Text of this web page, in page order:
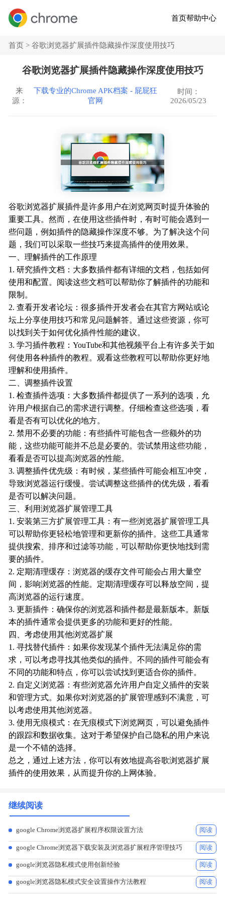
首页帮助中心
首页 >谷歌浏览器扩展插件隐藏操作深度使用技巧
谷歌浏览器扩展插件隐藏操作深度使用技巧
来
源：
下载专业的Chrome APK档案 - 屁屁狂
官网
时间：
2026/05/23
谷歌浏览器扩展插件是许多用户在浏览网页时提升体验的
重要工具。然而，在使用这些插件时，有时可能会遇到一
些问题，例如插件的隐藏操作深度不够。为了解决这个问
题，我们可以采取一些技巧来提高插件的使用效果。
一、理解插件的工作原理
1. 研究插件文档：大多数插件都有详细的文档，包括如何
使用和配置。阅读这些文档可以帮助你了解插件的功能和
限制。
2. 查看开发者论坛：很多插件开发者会在其官方网站或论
坛上分享使用技巧和常见问题解答。通过这些资源，你可
以找到关于如何优化插件性能的建议。
3. 学习插件教程：YouTube和其他视频平台上有许多关于如
何使用各种插件的教程。观看这些教程可以帮助你更好地
理解和使用插件。
二、调整插件设置
1. 检查插件选项：大多数插件都提供了一系列的选项，允
许用户根据自己的需求进行调整。仔细检查这些选项，看
看是否有可以优化的地方。
2. 禁用不必要的功能：有些插件可能包含一些额外的功
能，这些功能可能并不总是必要的。尝试禁用这些功能，
看看是否可以提高浏览器的性能。
3. 调整插件优先级：有时候，某些插件可能会相互冲突，
导致浏览器运行缓慢。尝试调整这些插件的优先级，看看
是否可以解决问题。
三、利用浏览器扩展管理工具
1. 安装第三方扩展管理工具：有一些浏览器扩展管理工具
可以帮助你更轻松地管理和更新你的插件。这些工具通常
提供搜索、排序和过滤等功能，可以帮助你更快地找到需
要的插件。
2. 定期清理缓存：浏览器的缓存文件可能会占用大量空
间，影响浏览器的性能。定期清理缓存可以释放空间，提
高浏览器的运行速度。
3. 更新插件：确保你的浏览器和插件都是最新版本。新版
本的插件通常会提供更多的功能和更好的性能。
四、考虑使用其他浏览器扩展
1. 寻找替代插件：如果你发现某个插件无法满足你的需
求，可以考虑寻找其他类似的插件。不同的插件可能会有
不同的功能和特点，你可以尝试找到更适合你的插件。
2. 自定义浏览器：有些浏览器允许用户自定义插件的安装
和管理方式。如果你对浏览器的扩展管理感到不满意，可
以考虑使用其他浏览器。
3. 使用无痕模式：在无痕模式下浏览网页，可以避免插件
的跟踪和数据收集。这对于希望保护自己隐私的用户来说
是一个不错的选择。
总之，通过上述方法，你可以有效地提高谷歌浏览器扩展
插件的使用效果，从而提升你的上网体验。
继续阅读
google Chrome浏览器扩展程序权限设置方法 阅读
google Chrome浏览器下载安装及浏览器扩展程序管理技巧 阅读
google浏览器隐私模式使用创新经验 阅读
google浏览器隐私模式安全设置操作方法教程 阅读